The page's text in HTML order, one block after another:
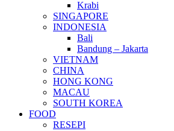
Krabi
SINGAPORE
INDONESIA
Bali
Bandung – Jakarta
VIETNAM
CHINA
HONG KONG
MACAU
SOUTH KOREA
FOOD
RESEPI